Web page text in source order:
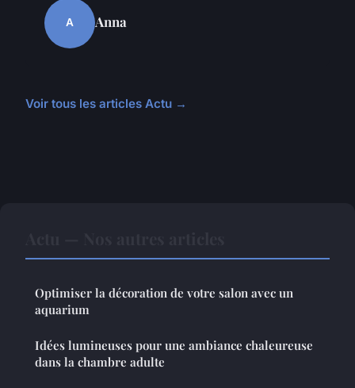
A Anna
Voir tous les articles Actu →
Optimiser la décoration de votre salon avec un
aquarium
Idées lumineuses pour une ambiance chaleureuse
dans la chambre adulte